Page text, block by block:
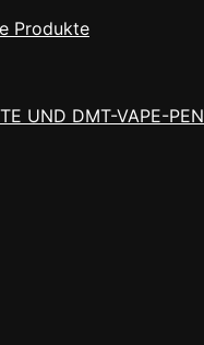
Produkte
UND DMT-VAPE-PEN